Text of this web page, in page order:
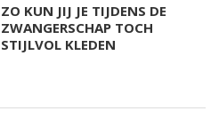
ZO KUN JIJ JE TIJDENS DE
ZWANGERSCHAP TOCH
STIJLVOL KLEDEN